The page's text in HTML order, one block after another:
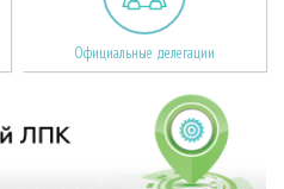
Официальные делегации